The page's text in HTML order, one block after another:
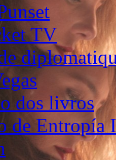
TV
dos livros
de Entropía